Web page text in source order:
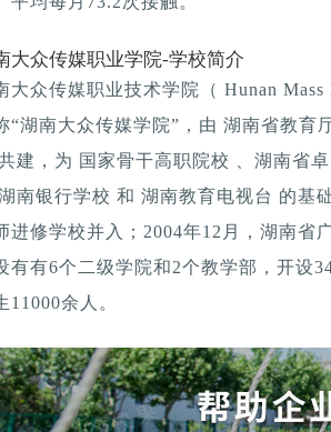
大众传媒职业学院-学校简介
大众传媒职业技术学院（ Hunan Mass
“湖南大众传媒学院”，由 湖南省教育
建，为 国家骨干高职院校 、湖南省
南银行学校 和 湖南教育电视台 的基
进修学校并入；2004年12月，湖南省
有有6个二级学院和2个教学部，开设
11000余人。